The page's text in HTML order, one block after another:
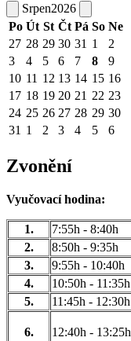
Srpen2026
Po Út St Čt Pá So Ne
27 28 29 30 31 1
2
3
4 5 6 7 8
9
10 11 12 13 14 15 16
17 18 19 20 21 22 23
24 25 26 27 28 29 30
31 1 2 3 4 5 6
Zvonění
Vyučovací hodina:
1.
7:55h - 8:40h
2.
8:50h - 9:35h
3.
9:55h - 10:40h
4.
10:50h - 11:35h
5.
11:45h - 12:30h
6. 12:40h - 13:25h